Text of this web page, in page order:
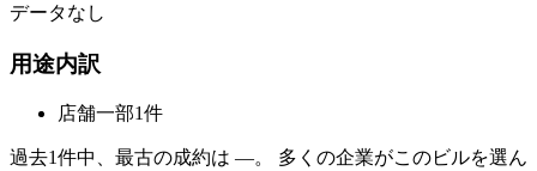
データなし
用途内訳
店舗一部1件
過去1件中、最古の成約は —。 多くの企業がこのビルを選ん